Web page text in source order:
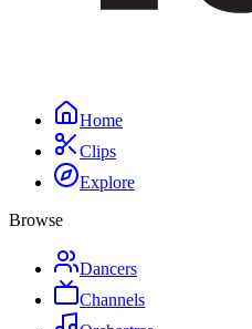
Home
Clips
Explore
Browse
Dancers
Channels